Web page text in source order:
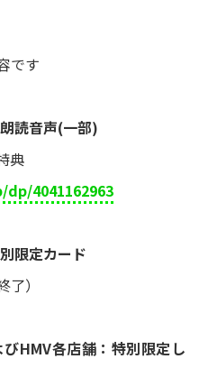
です
読音声(一部)
典
4041162963
限定カード
）
HMV各店舗：特別限定し